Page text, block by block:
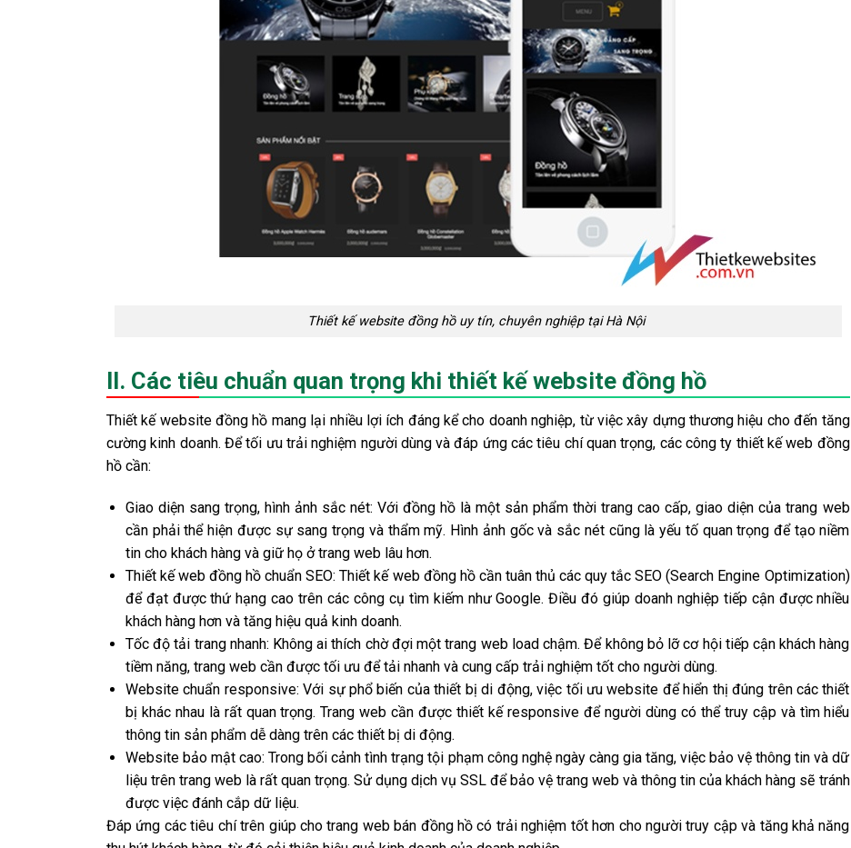
Thiết kế website đồng hồ uy tín, chuyên nghiệp tại Hà Nội
II. Các tiêu chuẩn quan trọng khi thiết kế website đồng hồ
Thiết kế website đồng hồ mang lại nhiều lợi ích đáng kể cho doanh nghiệp, từ việc xây dựng thương hiệu cho đến tăng
cường kinh doanh. Để tối ưu trải nghiệm người dùng và đáp ứng các tiêu chí quan trọng, các công ty thiết kế web đồng
hồ cần:
Giao diện sang trọng, hình ảnh sắc nét: Với đồng hồ là một sản phẩm thời trang cao cấp, giao diện của trang web
cần phải thể hiện được sự sang trọng và thẩm mỹ. Hình ảnh gốc và sắc nét cũng là yếu tố quan trọng để tạo niềm
tin cho khách hàng và giữ họ ở trang web lâu hơn.
Thiết kế web đồng hồ chuẩn SEO: Thiết kế web đồng hồ cần tuân thủ các quy tắc SEO (Search Engine Optimization)
để đạt được thứ hạng cao trên các công cụ tìm kiếm như Google. Điều đó giúp doanh nghiệp tiếp cận được nhiều
khách hàng hơn và tăng hiệu quả kinh doanh.
Tốc độ tải trang nhanh: Không ai thích chờ đợi một trang web load chậm. Để không bỏ lỡ cơ hội tiếp cận khách hàng
tiềm năng, trang web cần được tối ưu để tải nhanh và cung cấp trải nghiệm tốt cho người dùng.
Website chuẩn responsive: Với sự phổ biến của thiết bị di động, việc tối ưu website để hiển thị đúng trên các thiết
bị khác nhau là rất quan trọng. Trang web cần được thiết kế responsive để người dùng có thể truy cập và tìm hiểu
thông tin sản phẩm dễ dàng trên các thiết bị di động.
Website bảo mật cao: Trong bối cảnh tình trạng tội phạm công nghệ ngày càng gia tăng, việc bảo vệ thông tin và dữ
liệu trên trang web là rất quan trọng. Sử dụng dịch vụ SSL để bảo vệ trang web và thông tin của khách hàng sẽ tránh
được việc đánh cắp dữ liệu.
Đáp ứng các tiêu chí trên giúp cho trang web bán đồng hồ có trải nghiệm tốt hơn cho người truy cập và tăng khả năng